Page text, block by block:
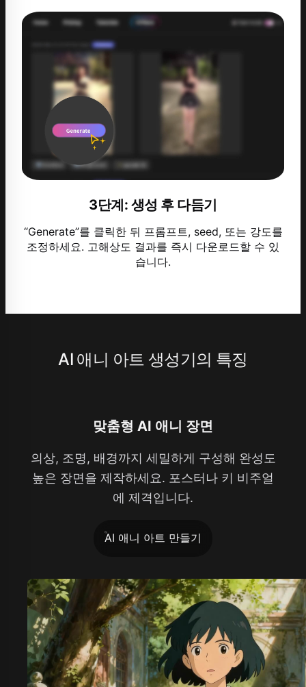
3단계: 생성 후 다듬기
“Generate”를 클릭한 뒤 프롬프트, seed, 또는 강도를
조정하세요. 고해상도 결과를 즉시 다운로드할 수 있
습니다.
AI 애니 아트 생성기의 특징
맞춤형 AI 애니 장면
의상, 조명, 배경까지 세밀하게 구성해 완성도
높은 장면을 제작하세요. 포스터나 키 비주얼
에 제격입니다.
AI 애니 아트 만들기